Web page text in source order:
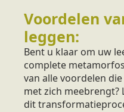
Voordelen
leggen:
Bent u klaar om uw
complete
van alle voordelen
met zich meebrengt?
dit